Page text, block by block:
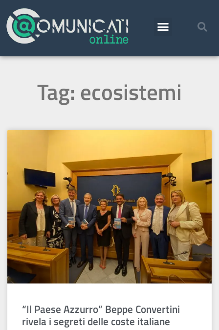
Tag: ecosistemi
“Il Paese Azzurro” Beppe Convertini
rivela i segreti delle coste italiane